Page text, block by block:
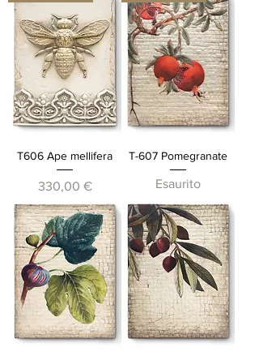
T606 Ape mellifera
Prezzo
330,00 €
T-607 Pomegranate
Esaurito